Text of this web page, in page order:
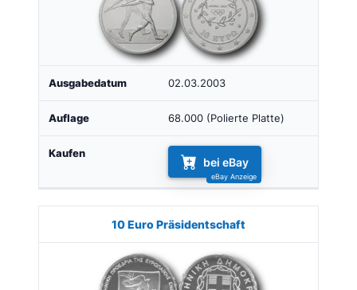
02.03.2003
68.000 (Polierte Platte)
bei eBay
10 Euro Präsidentschaft